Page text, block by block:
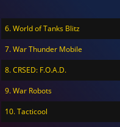
6. World of Tanks Blitz
7. War Thunder Mobile
8. CRSED: F.O.A.D.
9. War Robots
10. Tacticool